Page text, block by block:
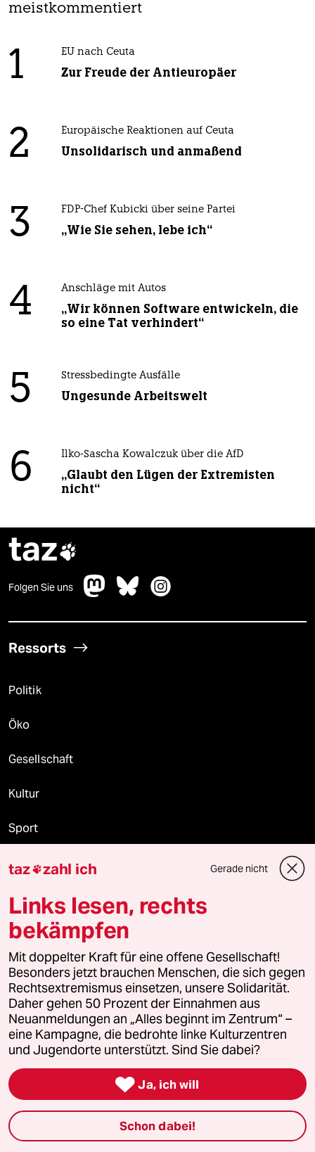
meistkommentiert
1 EU nach Ceuta
Zur Freude der Antieuropäer
2 Europäische Reaktionen auf Ceuta
Unsolidarisch und anmaßend
3 FDP-Chef Kubicki über seine Partei
„Wie Sie sehen, lebe ich“
4 Anschläge mit Autos
„Wir können Software entwickeln, die
so eine Tat verhindert“
5 Stressbedingte Ausfälle
Ungesunde Arbeitswelt
6 Ilko-Sascha Kowalczuk über die AfD
„Glaubt den Lügen der Extremisten
nicht“
taz
Folgen Sie uns
Ressorts
Politik
Öko
Gesellschaft
Kultur
Sport
Berlin
Nord
Wahrheit
Themen
Niedrigwasser
AfD
Ceuta
taz zahl ich Gerade nicht
Links lesen, rechts
bekämpfen
Mit doppelter Kraft für eine offene Gesellschaft!
Besonders jetzt brauchen Menschen, die sich gegen
Rechtsextremismus einsetzen, unsere Solidarität.
Daher gehen 50 Prozent der Einnahmen aus
Neuanmeldungen an „Alles beginnt im Zentrum“ –
eine Kampagne, die bedrohte linke Kulturzentren
und Jugendorte unterstützt. Sind Sie dabei?
 Ja, ich will
Schon dabei!